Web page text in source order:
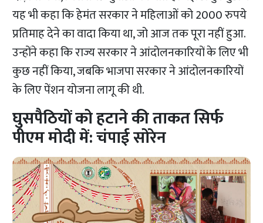
यह भी कहा कि हेमंत सरकार ने महिलाओं को 2000 रुपये
प्रतिमाह देने का वादा किया था, जो आज तक पूरा नहीं हुआ.
उन्होंने कहा कि राज्य सरकार ने आंदोलनकारियों के लिए भी
कुछ नहीं किया, जबकि भाजपा सरकार ने आंदोलनकारियों
के लिए पेंशन योजना लागू की थी.
घुसपैठियों को हटाने की ताकत सिर्फ
पीएम मोदी में: चंपाई सोरेन